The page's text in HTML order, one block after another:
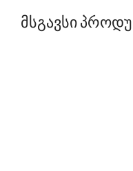
მსგავსი